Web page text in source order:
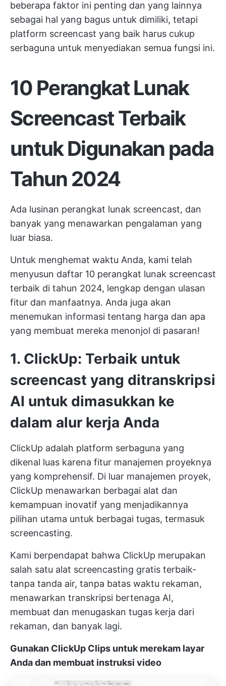
beberapa faktor ini penting dan yang lainnya
sebagai hal yang bagus untuk dimiliki, tetapi
platform screencast yang baik harus cukup
serbaguna untuk menyediakan semua fungsi ini.
10 Perangkat Lunak
Screencast Terbaik
untuk Digunakan pada
Tahun 2024
Ada lusinan perangkat lunak screencast, dan
banyak yang menawarkan pengalaman yang
luar biasa.
Untuk menghemat waktu Anda, kami telah
menyusun daftar 10 perangkat lunak screencast
terbaik di tahun 2024, lengkap dengan ulasan
fitur dan manfaatnya. Anda juga akan
menemukan informasi tentang harga dan apa
yang membuat mereka menonjol di pasaran!
1. ClickUp: Terbaik untuk
screencast yang ditranskripsi
AI untuk dimasukkan ke
dalam alur kerja Anda
ClickUp adalah platform serbaguna yang
dikenal luas karena fitur manajemen proyeknya
yang komprehensif. Di luar manajemen proyek,
ClickUp menawarkan berbagai alat dan
kemampuan inovatif yang menjadikannya
pilihan utama untuk berbagai tugas, termasuk
screencasting.
Kami berpendapat bahwa ClickUp merupakan
salah satu alat screencasting gratis terbaik-
tanpa tanda air, tanpa batas waktu rekaman,
menawarkan transkripsi bertenaga AI,
membuat dan menugaskan tugas kerja dari
rekaman, dan banyak lagi.
Gunakan ClickUp Clips untuk merekam layar
Anda dan membuat instruksi video